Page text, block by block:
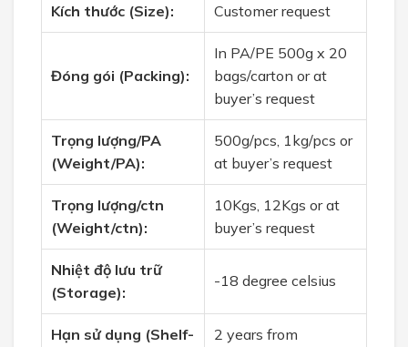
Kích thước (Size): Customer request
Đóng gói (Packing):
In PA/PE 500g x 20
bags/carton or at
buyer’s request
Trọng lượng/PA
(Weight/PA):
500g/pcs, 1kg/pcs or
at buyer’s request
Trọng lượng/ctn
(Weight/ctn):
10Kgs, 12Kgs or at
buyer’s request
Nhiệt độ lưu trữ
(Storage):
-18 degree celsius
Hạn sử dụng (Shelf-
2 years from